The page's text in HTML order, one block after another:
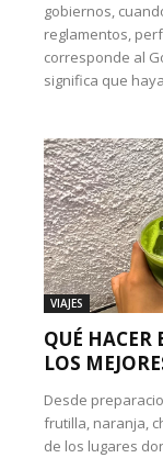
gobiernos,
reglamentos,
corresponde al
significa que
VIAJES
QUÉ HACER
LOS
Desde
frutilla, naranja,
de los lugares